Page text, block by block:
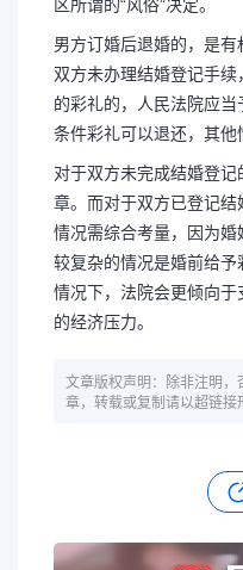
区所谓的“风俗”决定。
男方订婚后退婚的，是有
双方未办理结婚登记手
的彩礼的，人民法院应
条件彩礼可以退还，其他
对于双方未完成结婚登
章。而对于双方已登记
情况需综合考量，因为婚
较复杂的情况是婚前给
情况下，法院会更倾向
的经济压力。
文章版权声明：除非注明
章，转载或复制请以超链接